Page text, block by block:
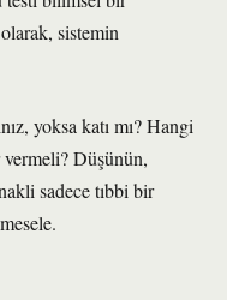
sistemin
yoksa katı mı? Hangi
Düşünün,
sadece tıbbi bir